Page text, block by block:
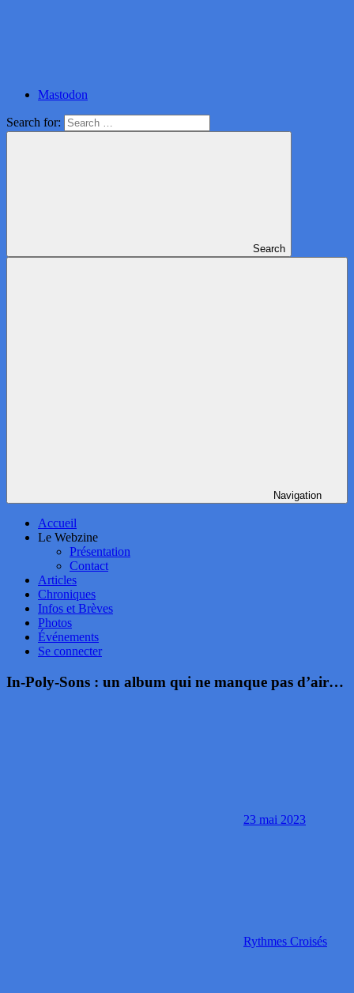
Mastodon
Search for:
Search
Navigation
Accueil
Le Webzine
Présentation
Contact
Articles
Chroniques
Infos et Brèves
Photos
Événements
Se connecter
In-Poly-Sons : un album qui ne manque pas d’air…
23 mai 2023
Rythmes Croisés